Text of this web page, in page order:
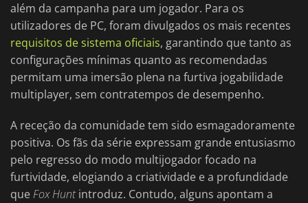
além da campanha para um jogador. Para os
utilizadores de PC, foram divulgados os mais recentes
requisitos de sistema oficiais, garantindo que tanto as
configurações mínimas quanto as recomendadas
permitam uma imersão plena na furtiva jogabilidade
multiplayer, sem contratempos de desempenho.
A receção da comunidade tem sido esmagadoramente
positiva. Os fãs da série expressam grande entusiasmo
pelo regresso do modo multijogador focado na
furtividade, elogiando a criatividade e a profundidade
queFox Huntintroduz. Contudo, alguns apontam a